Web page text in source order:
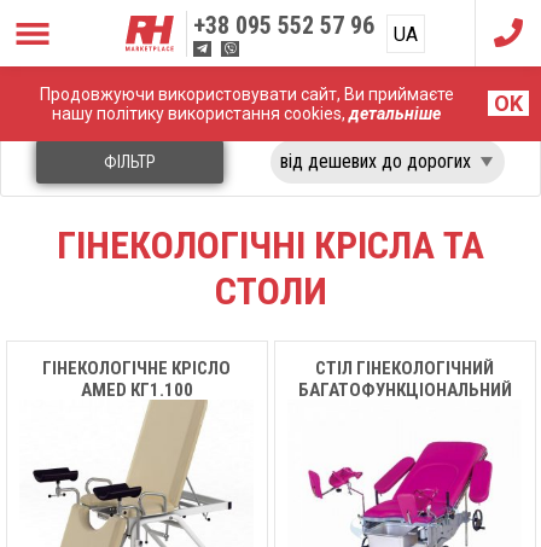
Продовжуючи використовувати сайт, Ви приймаєте
нашу політику використання cookies,детальніше OK
+38 095 552 57 96 UA
RU
Головна Медичні меблі Гінекологічні крісла та столи
ФІЛЬТР
ГІНЕКОЛОГІЧНІ КРІСЛА ТА
СТОЛИ
ГІНЕКОЛОГІЧНЕ КРІСЛО
AMED КГ1.100
СТІЛ ГІНЕКОЛОГІЧНИЙ
БАГАТОФУНКЦІОНАЛЬНИЙ